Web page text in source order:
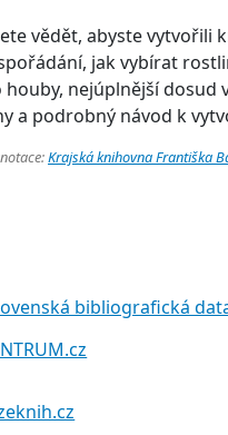
vědět, abyste vytvořili
jak vybírat
nejúplnější dosud
a podrobný návod k
Krajská knihovna Františka
bibliografická